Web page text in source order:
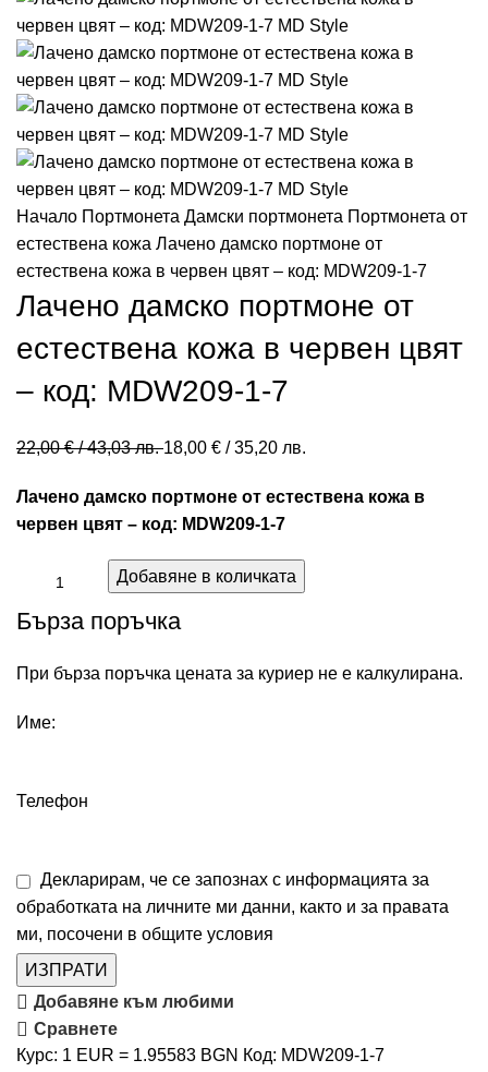
Начало Портмонета Дамски портмонета Портмонета от
естествена кожа Лачено дамско портмоне от
естествена кожа в червен цвят – код: MDW209-1-7
Лачено дамско портмоне от
естествена кожа в червен цвят
– код: MDW209-1-7
22,00€/ 43,03 лв.18,00 € / 35,20 лв.
Лачено дамско портмоне от естествена кожа в
червен цвят – код: MDW209-1-7
Добавяне в количката
Бърза поръчка
При бърза поръчка цената за куриер не е калкулирана.
Име:
Телефон
Декларирам, че се запознах с информацията за
обработката на личните ми данни, както и за правата
ми, посочени в общите условия
ИЗПРАТИ
Добавяне към любими
Сравнете
Курс: 1 EUR = 1.95583 BGN Код: MDW209-1-7